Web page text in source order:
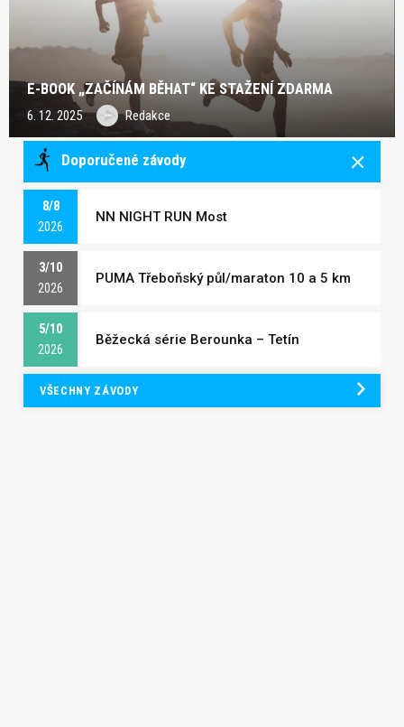
E-BOOK „ZAČÍNÁM BĚHAT“ KE STAŽENÍ ZDARMA
6. 12. 2025 Redakce
Doporučené závody
8/8
2026
NN NIGHT RUN Most
3/10
2026
PUMA Třeboňský půl/maraton 10 a 5 km
5/10
2026
Běžecká série Berounka – Tetín
VŠECHNY ZÁVODY